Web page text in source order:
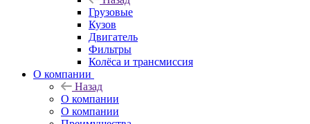
Грузовые
Кузов
Двигатель
Фильтры
Колёса и трансмиссия
О компании
Назад
О компании
О компании